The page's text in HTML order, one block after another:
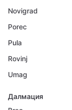
Novigrad
Porec
Pula
Rovinj
Umag
Далмация